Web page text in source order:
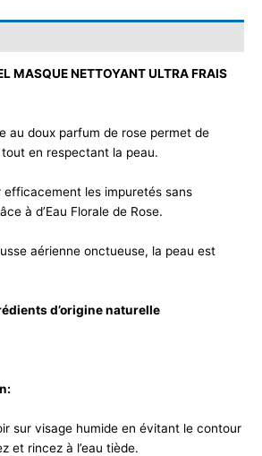
MASQUE NETTOYANT ULTRA FRAIS
au doux parfum de rose permet de
en respectant la peau.
efficacement les impuretés sans
à d’Eau Florale de Rose.
aérienne onctueuse, la peau est
d’origine naturelle
sur visage humide en évitant le contour
et rincez à l’eau tiède.